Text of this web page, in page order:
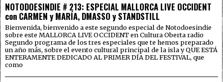
NOTODOESINDIE # 213: ESPECIAL MALLORCA LIVE OCCIDENT
con CARMEN y MARÍA, DMASSO y STANDSTILL
Bienvenida, bienvenido a este segundo especial de Notodoesindie
sobre este MALLORCA LIVE OCCIDENT en Cultura Oberta radio
Segundo programa de los tres especiales que te hemos preparado
un año más, sobre el evento cultural principal de la isla y QUE ESTÁ
ENTERAMENTE DEDICADO AL PRIMER DÍA DEL FESTIVAL, que
como